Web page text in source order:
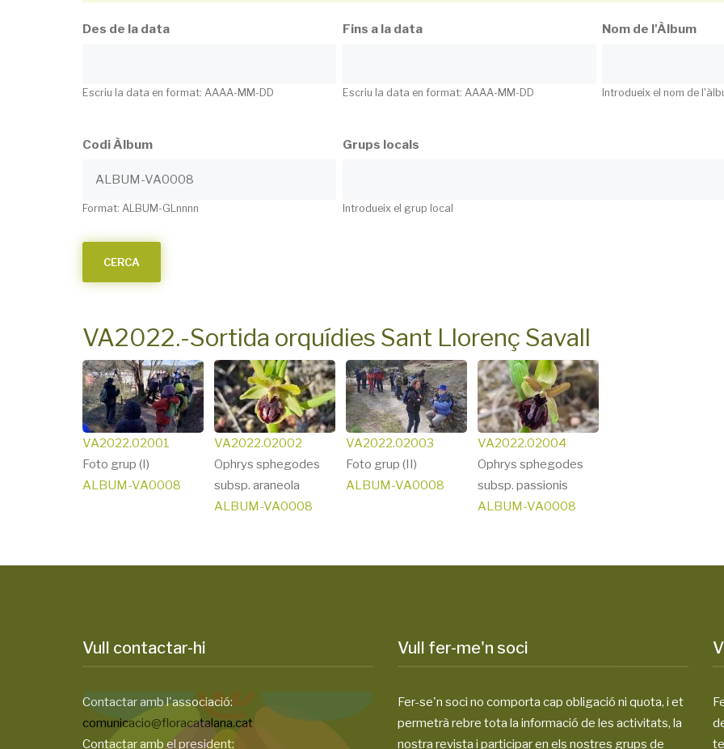
Des de la data
Escriu la data en format: AAAA-MM-DD
Fins a la data
Escriu la data en format: AAAA-MM-DD
Nom de l'Àlbum
Introdueix el nom de
Codi Àlbum
Format: ALBUM-GLnnnn
Grups locals
Introdueix el grup local
VA2022.-Sortida orquídies Sant Llorenç Savall
VA2022.02001
Foto grup (I)
ALBUM-VA0008
VA2022.02002
Ophrys sphegodes
subsp. araneola
ALBUM-VA0008
VA2022.02003
Foto grup (II)
ALBUM-VA0008
VA2022.02004
Ophrys sphegodes
subsp. passionis
ALBUM-VA0008
Vull contactar-hi
Contactar amb l'associació:
comunicacio@floracatalana.cat
Contactar amb el president:
Vull fer-me'n soci
Fer-se'n soci no comporta cap obligació ni quota, i et
permetrà rebre tota la informació de les activitats, la
nostra revista i participar en els nostres grups de